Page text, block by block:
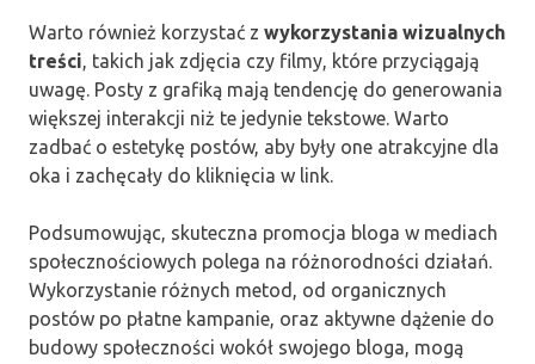
Warto również korzystać z wykorzystania wizualnych
treści, takich jak zdjęcia czy filmy, które przyciągają
uwagę. Posty z grafiką mają tendencję do generowania
większej interakcji niż te jedynie tekstowe. Warto
zadbać o estetykę postów, aby były one atrakcyjne dla
oka i zachęcały do kliknięcia w link.
Podsumowując, skuteczna promocja bloga w mediach
społecznościowych polega na różnorodności działań.
Wykorzystanie różnych metod, od organicznych
postów po płatne kampanie, oraz aktywne dążenie do
budowy społeczności wokół swojego bloga, mogą